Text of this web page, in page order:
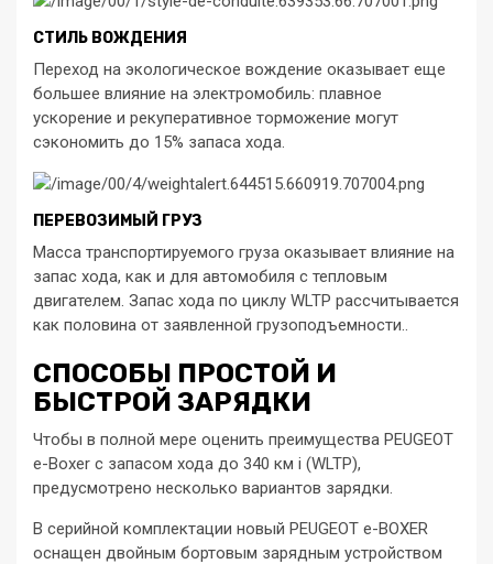
СТИЛЬ ВОЖДЕНИЯ
Переход на экологическое вождение оказывает еще
большее влияние на электромобиль: плавное
ускорение и рекуперативное торможение могут
сэкономить до 15% запаса хода.
ПЕРЕВОЗИМЫЙ ГРУЗ
Масса транспортируемого груза оказывает влияние на
запас хода, как и для автомобиля с тепловым
двигателем. Запас хода по циклу WLTP рассчитывается
как половина от заявленной грузоподъемности..
СПОСОБЫ ПРОСТОЙ И
БЫСТРОЙ ЗАРЯДКИ
Чтобы в полной мере оценить преимущества PEUGEOT
e-Boxer с запасом хода до 340 км i (WLTP),
предусмотрено несколько вариантов зарядки.
В серийной комплектации новый PEUGEOT e-BOXER
оснащен двойным бортовым зарядным устройством